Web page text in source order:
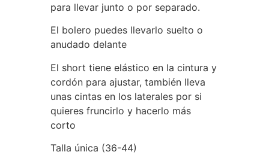
para llevar junto o por separado.
El bolero puedes llevarlo suelto o
anudado delante
El short tiene elástico en la cintura y
cordón para ajustar, también lleva
unas cintas en los laterales por si
quieres fruncirlo y hacerlo más
corto
Talla única (36-44)